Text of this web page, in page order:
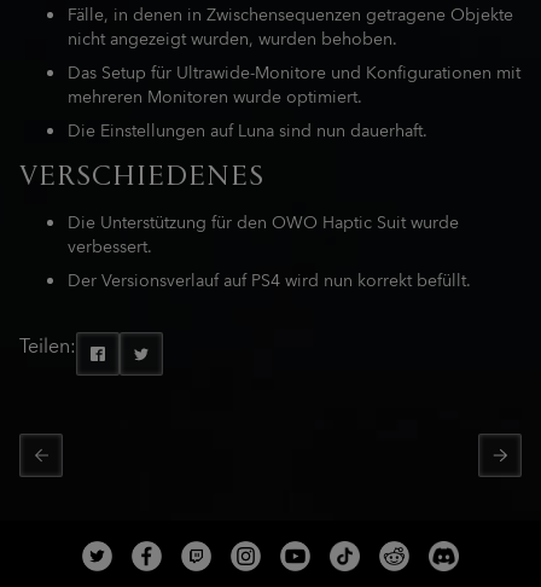
Fälle, in denen in Zwischensequenzen getragene Objekte
nicht angezeigt wurden, wurden behoben.
Das Setup für Ultrawide-Monitore und Konfigurationen mit
mehreren Monitoren wurde optimiert.
Die Einstellungen auf Luna sind nun dauerhaft.
VERSCHIEDENES
Die Unterstützung für den OWO Haptic Suit wurde
verbessert.
Der Versionsverlauf auf PS4 wird nun korrekt befüllt.
Teilen: